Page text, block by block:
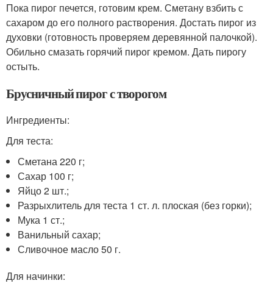
Пока пирог печется, готовим крем. Сметану взбить с
сахаром до его полного растворения. Достать пирог из
духовки (готовность проверяем деревянной палочкой).
Обильно смазать горячий пирог кремом. Дать пирогу
остыть.
Брусничный пирог с творогом
Ингредиенты:
Для теста:
Сметана 220 г;
Сахар 100 г;
Яйцо 2 шт.;
Разрыхлитель для теста 1 ст. л. плоская (без горки);
Мука 1 ст.;
Ванильный сахар;
Сливочное масло 50 г.
Для начинки: